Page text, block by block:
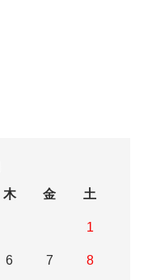
木 金 土
1
6 7 8